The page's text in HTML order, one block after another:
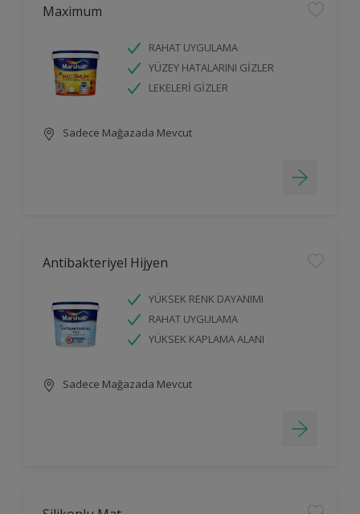
Maximum
RAHAT UYGULAMA
YÜZEY HATALARINI GİZLER
LEKELERİ GİZLER
Sadece Mağazada Mevcut
Antibakteriyel Hijyen
YÜKSEK RENK DAYANIMI
RAHAT UYGULAMA
YÜKSEK KAPLAMA ALANI
Sadece Mağazada Mevcut